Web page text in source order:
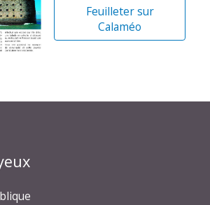
Feuilleter sur
Calaméo